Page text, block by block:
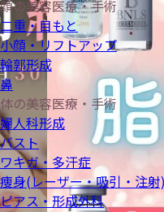
顔の美容医療・手術
二重・目もと
小顔・リフトアップ
輪郭形成
鼻
体の美容医療・手術
婦人科形成
バスト
ワキガ・多汗症
痩身(レーザー・吸引・注射)
ピアス・形成外科